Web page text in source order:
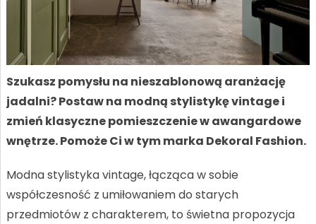
Szukasz pomysłu na nieszablonową aranżację
jadalni? Postaw na modną stylistykę vintage i
zmień klasyczne pomieszczenie w awangardowe
wnętrze. Pomoże Ci w tym marka Dekoral Fashion.
Modna stylistyka vintage, łącząca w sobie
współczesność z umiłowaniem do starych
przedmiotów z charakterem, to świetna propozycja